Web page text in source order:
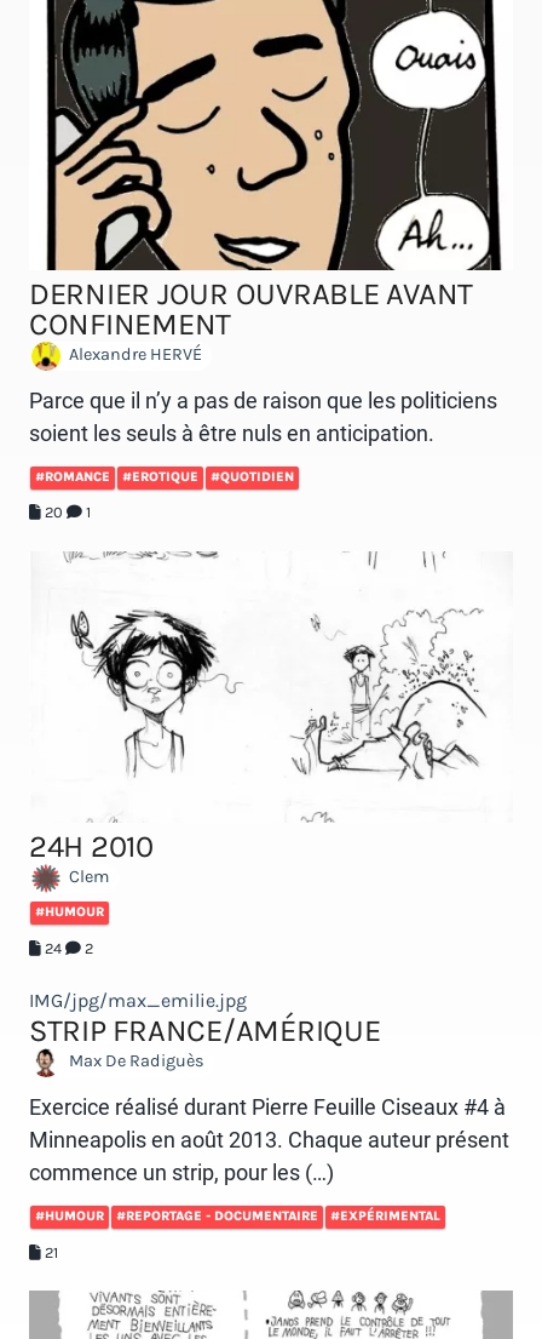
DERNIER JOUR OUVRABLE AVANT
CONFINEMENT
Alexandre HERVÉ
Parce que il n’y a pas de raison que les politiciens
soient les seuls à être nuls en anticipation.
#ROMANCE #EROTIQUE #QUOTIDIEN
20 1
24H 2010
Clem
#HUMOUR
24 2
IMG/jpg/max_emilie.jpg
STRIP FRANCE/AMÉRIQUE
Max De Radiguès
Exercice réalisé durant Pierre Feuille Ciseaux #4 à
Minneapolis en août 2013. Chaque auteur présent
commence un strip, pour les (…)
#HUMOUR #REPORTAGE - DOCUMENTAIRE #EXPÉRIMENTAL
21